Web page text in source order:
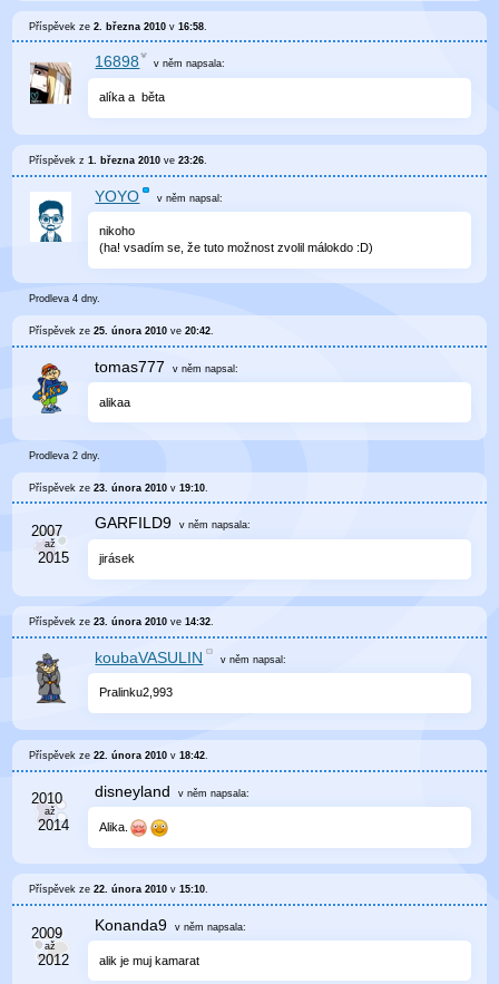
Příspěvek ze2. března 2010 v16:58
16898 v něm napsala:
alíka a běta
Příspěvek z1. března 2010 ve23:26
YOYO v němnapsal:
nikoho
(ha! vsadím se, že tuto možnost zvolil málokdo :D)
Prodleva 4 dny.
Příspěvek ze25. února 2010 ve20:42.
tomas777 v něm napsal:
alikaa
Prodleva 2 dny.
Příspěvek ze23. února 2010 v19:10
GARFILD9 v něm napsala:
jirásek
Příspěvek ze23. února 2010 ve14:32
koubaVASULIN v němnapsal:
Pralinku2,993
Příspěvek ze22. února 2010 v18:42.
disneyland v něm napsala:
Alika.
Příspěvek ze22. února 2010 v15:10.
Konanda9 v něm napsala:
alik je muj kamarat